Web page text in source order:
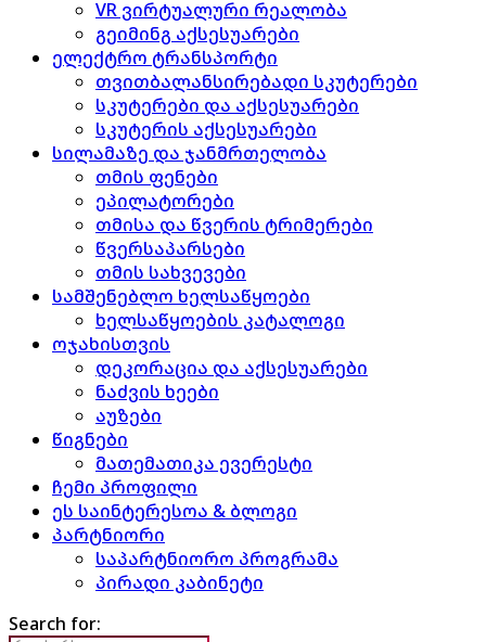
VR ვირტუალური რეალობა
გეიმინგ აქსესუარები
ელექტრო ტრანსპორტი
თვითბალანსირებადი სკუტერები
სკუტერები და აქსესუარები
სკუტერის აქსესუარები
სილამაზე და ჯანმრთელობა
თმის ფენები
ეპილატორები
თმისა და წვერის ტრიმერები
წვერსაპარსები
თმის სახვევები
სამშენებლო ხელსაწყოები
ხელსაწყოების კატალოგი
ოჯახისთვის
დეკორაცია და აქსესუარები
ნაძვის ხეები
აუზები
წიგნები
მათემათიკა ევერესტი
ჩემი პროფილი
ეს საინტერესოა & ბლოგი
პარტნიორი
საპარტნიორო პროგრამა
პირადი კაბინეტი
Search for: